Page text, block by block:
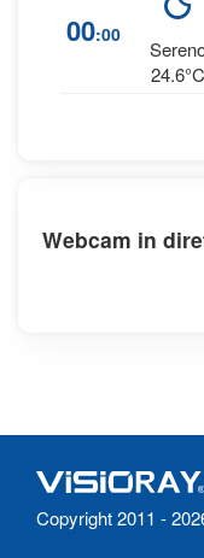
00:00
24.6°C
Webcam in
Copyright 2011 -